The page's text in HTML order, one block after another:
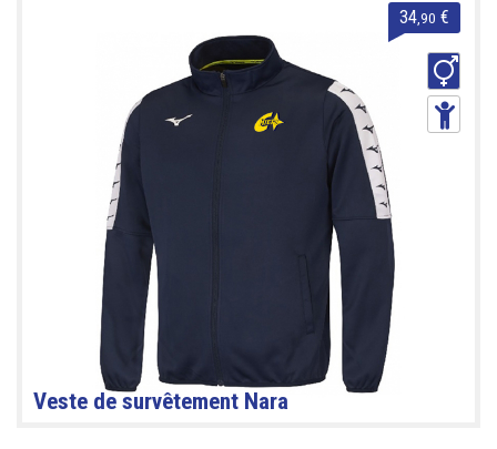
34,90 €
Veste de survêtement Nara